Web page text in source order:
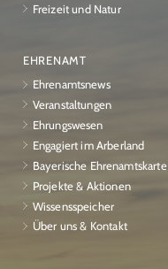
Freizeit und Natur
EHRENAMT
Ehrenamtsnews
Veranstaltungen
Ehrungswesen
Engagiert im Arberland
Bayerische Ehrenamtskarte
Projekte & Aktionen
Wissensspeicher
Über uns & Kontakt